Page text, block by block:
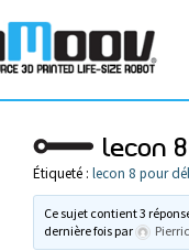
lecon
Étiqueté : lecon 8 pour
Ce sujet contient 3
dernière fois par